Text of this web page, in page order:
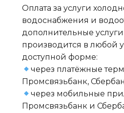
Оплата за услуги
водоснабжения и
дополнительные
производится в любой
доступной форме:
через платёжные
Промсвязьбанк,
через мобильные
Промсвязьбанк и